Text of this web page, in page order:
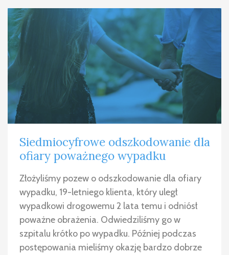
Siedmiocyfrowe odszkodowanie dla
ofiary poważnego wypadku
Złożyliśmy pozew o odszkodowanie dla ofiary
wypadku, 19-letniego klienta, który uległ
wypadkowi drogowemu 2 lata temu i odniósł
poważne obrażenia. Odwiedziliśmy go w
szpitalu krótko po wypadku. Później podczas
postępowania mieliśmy okazję bardzo dobrze